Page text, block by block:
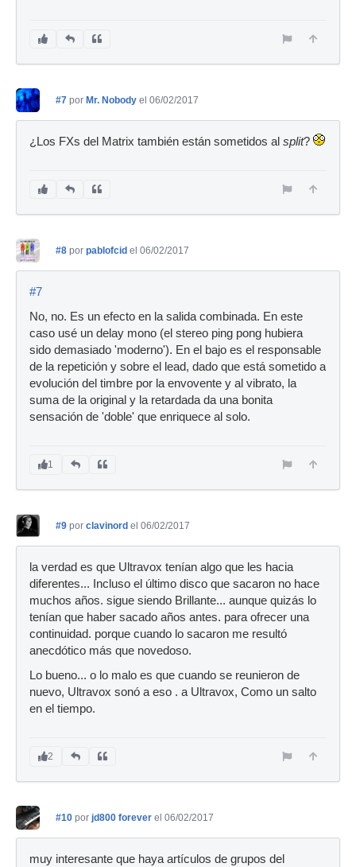
#7 por Mr. Nobody el 06/02/2017
¿Los FXs del Matrix también están sometidos al split?
#8 por pablofcid el 06/02/2017
#7
No, no. Es un efecto en la salida combinada. En este
caso usé un delay mono (el stereo ping pong hubiera
sido demasiado 'moderno'). En el bajo es el responsable
de la repetición y sobre el lead, dado que está sometido a
evolución del timbre por la envovente y al vibrato, la
suma de la original y la retardada da una bonita
sensación de 'doble' que enriquece al solo.
1
#9 por clavinord el 06/02/2017
la verdad es que Ultravox tenían algo que les hacia
diferentes... Incluso el último disco que sacaron no hace
muchos años. sigue siendo Brillante... aunque quizás lo
tenían que haber sacado años antes. para ofrecer una
continuidad. porque cuando lo sacaron me resultó
anecdótico más que novedoso.
Lo bueno... o lo malo es que cuando se reunieron de
nuevo, Ultravox sonó a eso . a Ultravox, Como un salto
en el tiempo.
2
#10 por jd800 forever el 06/02/2017
muy interesante que haya artículos de grupos del